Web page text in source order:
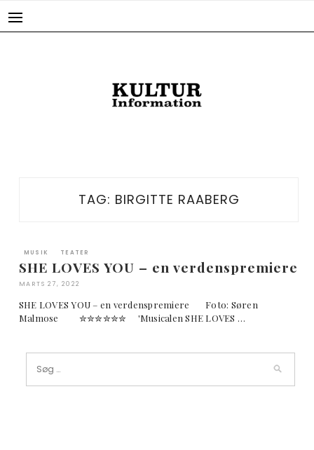
TAG: BIRGITTE RAABERG
MUSIK TEATER
SHE LOVES YOU – en verdenspremiere
MARTS 27, 2022
SHE LOVES YOU – en verdenspremiere Foto: Søren
Malmose ✮✮✮✮✮✮ 'Musicalen SHE LOVES …